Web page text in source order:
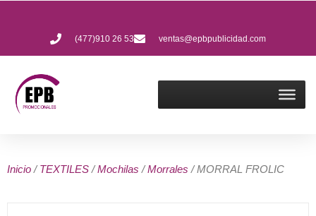
(477)910 26 53 ventas@epbpublicidad.com
Inicio /TEXTILES /Mochilas /Morrales / MORRAL FROLIC